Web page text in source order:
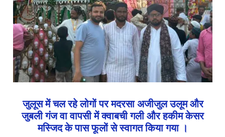
जुलूस में चल रहे लोगों पर मदरसा अजीजुल उलूम और
जुबली गंज वा वापसी में क्वाबची गली और हकीम केसर
मस्जिद के पास फूलों से स्वागत किया गया ।